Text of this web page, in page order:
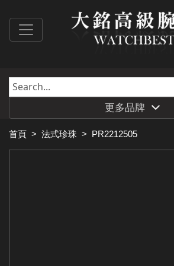
更多品牌
首頁 > 法式珍珠 > PR2212505